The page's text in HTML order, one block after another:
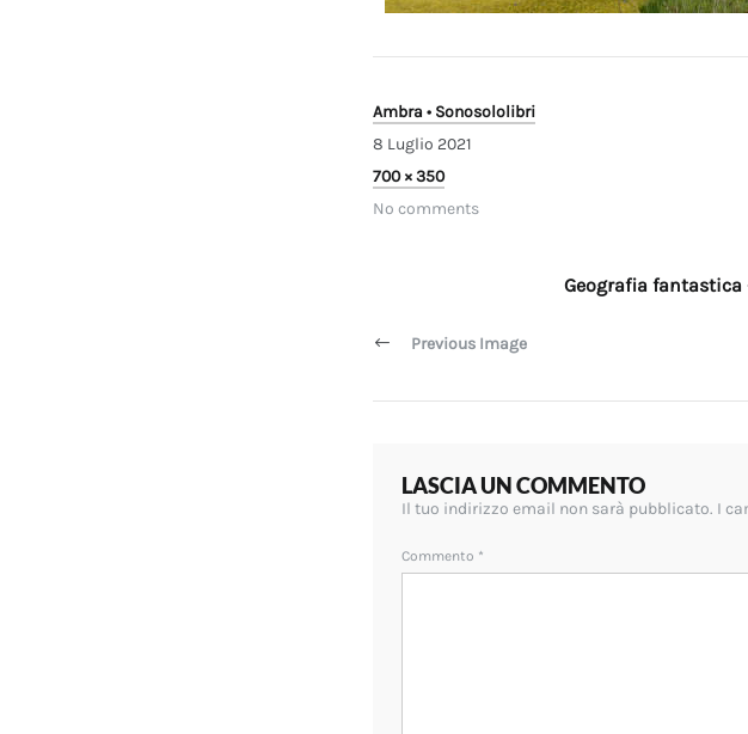
Ambra • Sonosololibri
8 Luglio 2021
Full
size
700 × 350
No comments
Navigazione
articoli
Geografia fantastica
Previous Image
LASCIA UN COMMENTO
Il tuo indirizzo email non sarà pubblicato. I
Commento *